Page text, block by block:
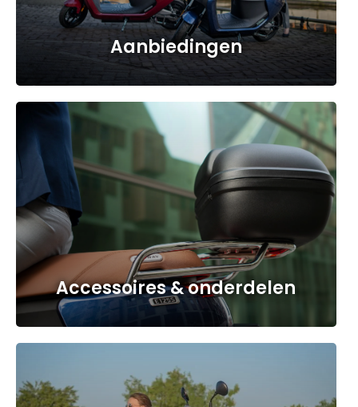
Aanbiedingen
Accessoires & onderdelen